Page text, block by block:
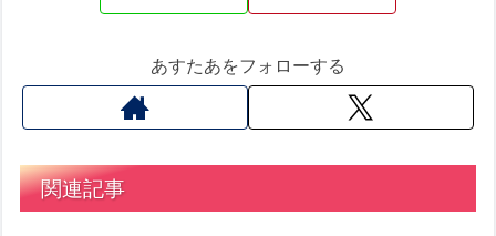
あすたあをフォローする
関連記事